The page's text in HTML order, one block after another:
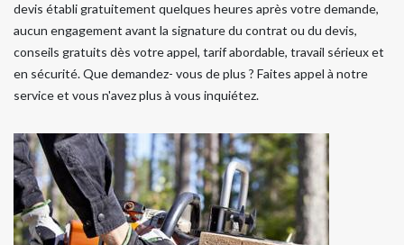
devis établi gratuitement quelques heures après votre demande,
aucun engagement avant la signature du contrat ou du devis,
conseils gratuits dès votre appel, tarif abordable, travail sérieux et
en sécurité. Que demandez- vous de plus ? Faites appel à notre
service et vous n'avez plus à vous inquiétez.